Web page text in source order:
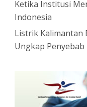
Ketika Institusi
Indonesia
Listrik Kalimantan
Ungkap Penyebab